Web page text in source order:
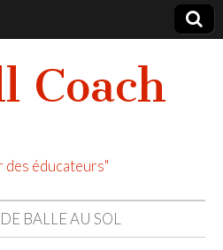
Coach
des éducateurs"
BALLE AU SOL